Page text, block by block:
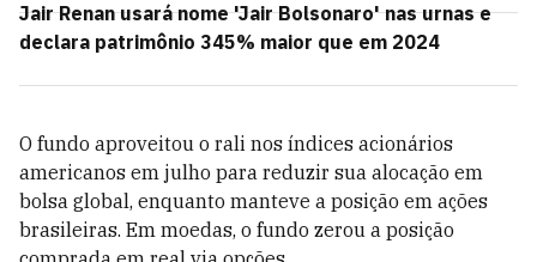
Jair Renan usará nome 'Jair Bolsonaro' nas urnas e
declara patrimônio 345% maior que em 2024
O fundo aproveitou o rali nos índices acionários
americanos em julho para reduzir sua alocação em
bolsa global, enquanto manteve a posição em ações
brasileiras. Em moedas, o fundo zerou a posição